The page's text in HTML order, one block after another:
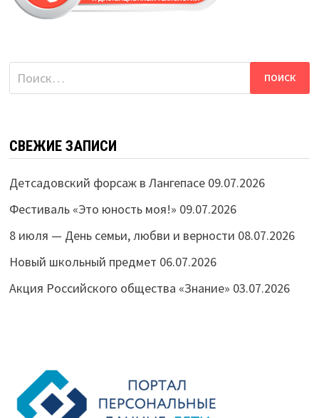
Найти:
СВЕЖИЕ ЗАПИСИ
Детсадовский форсаж в Лангепасе 09.07.2026
Фестиваль «Это юность моя!» 09.07.2026
8 июля — День семьи, любви и верности 08.07.2026
Новый школьный предмет 06.07.2026
Акция Российского общества «Знание» 03.07.2026